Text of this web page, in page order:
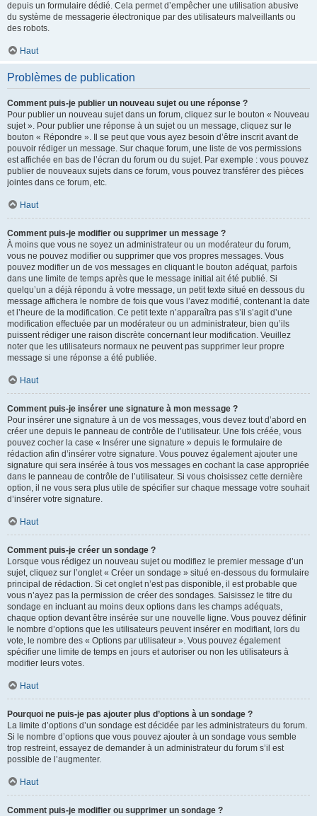
depuis un formulaire dédié. Cela permet d’empêcher une utilisation abusive
du système de messagerie électronique par des utilisateurs malveillants ou
des robots.
Haut
Problèmes de publication
Comment puis-je publier un nouveau sujet ou une réponse ?
Pour publier un nouveau sujet dans un forum, cliquez sur le bouton « Nouveau
sujet ». Pour publier une réponse à un sujet ou un message, cliquez sur le
bouton « Répondre ». Il se peut que vous ayez besoin d’être inscrit avant de
pouvoir rédiger un message. Sur chaque forum, une liste de vos permissions
est affichée en bas de l’écran du forum ou du sujet. Par exemple : vous pouvez
publier de nouveaux sujets dans ce forum, vous pouvez transférer des pièces
jointes dans ce forum, etc.
Haut
Comment puis-je modifier ou supprimer un message ?
À moins que vous ne soyez un administrateur ou un modérateur du forum,
vous ne pouvez modifier ou supprimer que vos propres messages. Vous
pouvez modifier un de vos messages en cliquant le bouton adéquat, parfois
dans une limite de temps après que le message initial ait été publié. Si
quelqu’un a déjà répondu à votre message, un petit texte situé en dessous du
message affichera le nombre de fois que vous l’avez modifié, contenant la date
et l’heure de la modification. Ce petit texte n’apparaîtra pas s’il s’agit d’une
modification effectuée par un modérateur ou un administrateur, bien qu’ils
puissent rédiger une raison discrète concernant leur modification. Veuillez
noter que les utilisateurs normaux ne peuvent pas supprimer leur propre
message si une réponse a été publiée.
Haut
Comment puis-je insérer une signature à mon message ?
Pour insérer une signature à un de vos messages, vous devez tout d’abord en
créer une depuis le panneau de contrôle de l’utilisateur. Une fois créée, vous
pouvez cocher la case « Insérer une signature » depuis le formulaire de
rédaction afin d’insérer votre signature. Vous pouvez également ajouter une
signature qui sera insérée à tous vos messages en cochant la case appropriée
dans le panneau de contrôle de l’utilisateur. Si vous choisissez cette dernière
option, il ne vous sera plus utile de spécifier sur chaque message votre souhait
d’insérer votre signature.
Haut
Comment puis-je créer un sondage ?
Lorsque vous rédigez un nouveau sujet ou modifiez le premier message d’un
sujet, cliquez sur l’onglet « Créer un sondage » situé en-dessous du formulaire
principal de rédaction. Si cet onglet n’est pas disponible, il est probable que
vous n’ayez pas la permission de créer des sondages. Saisissez le titre du
sondage en incluant au moins deux options dans les champs adéquats,
chaque option devant être insérée sur une nouvelle ligne. Vous pouvez définir
le nombre d’options que les utilisateurs peuvent insérer en modifiant, lors du
vote, le nombre des « Options par utilisateur ». Vous pouvez également
spécifier une limite de temps en jours et autoriser ou non les utilisateurs à
modifier leurs votes.
Haut
Pourquoi ne puis-je pas ajouter plus d’options à un sondage ?
La limite d’options d’un sondage est décidée par les administrateurs du forum.
Si le nombre d’options que vous pouvez ajouter à un sondage vous semble
trop restreint, essayez de demander à un administrateur du forum s’il est
possible de l’augmenter.
Haut
Comment puis-je modifier ou supprimer un sondage ?